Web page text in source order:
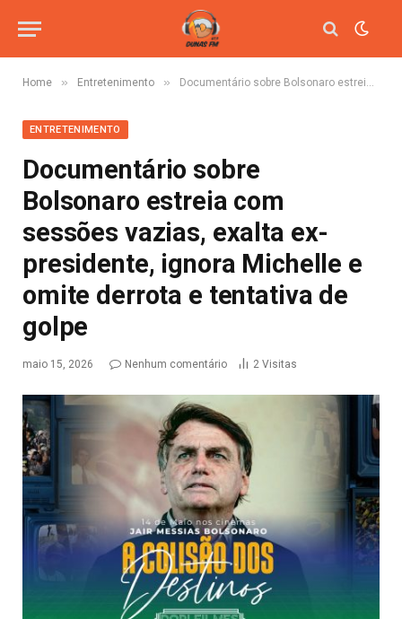
Home » Entretenimento » Documentário sobre Bolsonaro estreia com sessões vazias, exalta ex-presidente, ignora Michelle e omite derrota e tentativa de golpe
ENTRETENIMENTO
Documentário sobre
Bolsonaro estreia com
sessões vazias, exalta ex-
presidente, ignora Michelle e
omite derrota e tentativa de
golpe
maio 15, 2026 Nenhum comentário 2 Visitas